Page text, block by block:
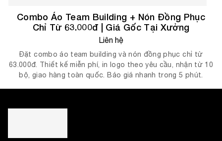
Combo Áo Team Building + Nón Đồng Phục
Chỉ Từ 63.000đ | Giá Gốc Tại Xưởng
Liên hệ
Đặt combo áo team building và nón đồng phục chỉ từ
63.000đ. Thiết kế miễn phí, in logo theo yêu cầu, nhận từ 10
bộ, giao hàng toàn quốc. Báo giá nhanh trong 5 phút.